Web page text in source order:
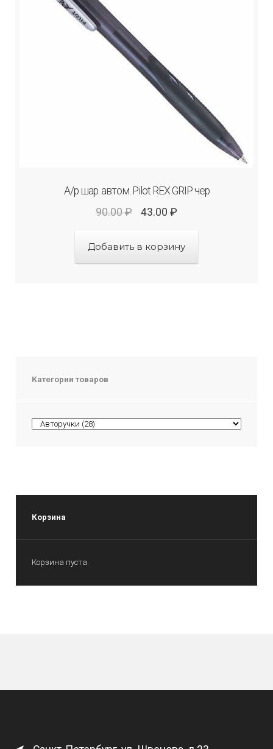
А/р шар. автом. Рilot REX GRIP чер
90.00₽ 43.00₽
Добавить в корзину
Категории товаров
Корзина
Корзина пуста.